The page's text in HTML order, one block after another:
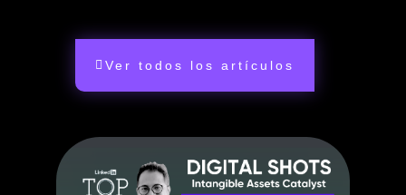
Ver todos los artículos